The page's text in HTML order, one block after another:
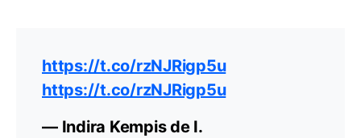
https://t.co/rzNJRigp5u
https://t.co/rzNJRigp5u
— Indira Kempis de I.